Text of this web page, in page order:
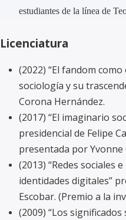
estudiantes de la línea de
Licenciatura
(2022) “El fandom
sociología y su
Corona Hernández.
(2017) “El imaginario
presidencial de Felipe
presentada por Yvonne
(2013) “Redes sociales
identidades digitales”
Escobar. (Premio a la
(2009) “Los significados